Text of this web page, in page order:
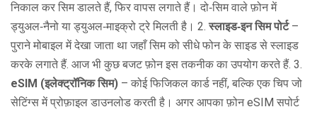
निकाल कर सिम डालते हैं, फिर वापस लगाते हैं। दो‑सिम वाले फ़ोन में
ड्युअल‑नैनो या ड्युअल‑माइक्रो ट्रे मिलती है। 2.स्लाइड‑इन सिम पोर्ट–
पुराने मोबाइल में देखा जाता था जहाँ सिम को सीधे फोन के साइड से स्लाइड
करके लगाते हैं. आज भी कुछ बजट फ़ोन इस तकनीक का उपयोग करते हैं. 3.
eSIM (इलेक्ट्रॉनिक सिम) – कोई फिजिकल कार्ड नहीं, बल्कि एक चिप जो
सेटिंग्स में प्रोफ़ाइल डाउनलोड करती है। अगर आपका फ़ोन eSIM सपोर्ट